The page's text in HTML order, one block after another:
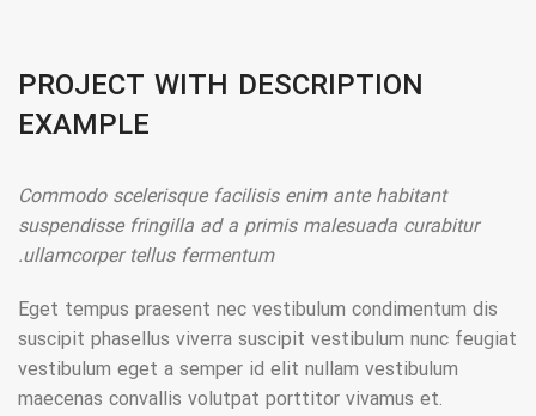
PROJECT WITH DESCRIPTION
EXAMPLE
Commodo scelerisque facilisis enim ante habitant
suspendisse fringilla ad a primis malesuada curabitur
ullamcorper tellus fermentum.
Eget tempus praesent nec vestibulum condimentum dis
suscipit phasellus viverra suscipit vestibulum nunc feugiat
vestibulum eget a semper id elit nullam vestibulum
maecenas convallis volutpat porttitor vivamus et.